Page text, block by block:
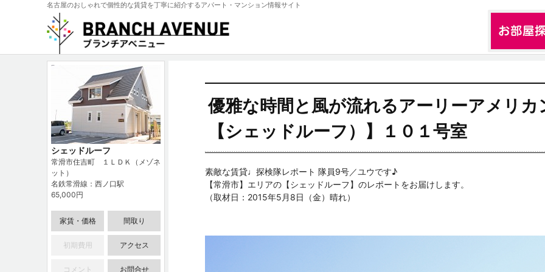
名古屋のおしゃれで個性的な賃貸を丁寧に紹介するアパート・マンション情報サイト
シェッドルーフ
常滑市住吉町 １ＬＤＫ（メゾネ
ット）
名鉄常滑線：西ノ口駅
65,000円
家賃・価格 間取り
初期費用 アクセス
コメント お問合せ
優雅な時間と風が流れるアーリーアメリカ
【シェッドルーフ）】１０１号室
素敵な賃貸♩探検隊レポート 隊員9号／ユウです♪
【常滑市】エリアの【シェッドルーフ】のレポートをお届けします。
（取材日：2015年5月8日（金）晴れ）